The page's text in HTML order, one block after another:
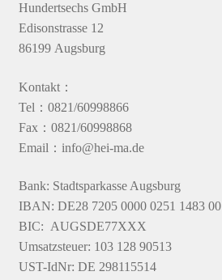
Hundertsechs GmbH
Edisonstrasse 12
86199 Augsburg
Kontakt：
Tel：0821/60998866
Fax：0821/60998868
Email：info@hei-ma.de
Bank: Stadtsparkasse Augsburg
IBAN: DE28 7205 0000 0251 1483 00
BIC: AUGSDE77XXX
Umsatzsteuer: 103 128 90513
UST-IdNr: DE 298115514